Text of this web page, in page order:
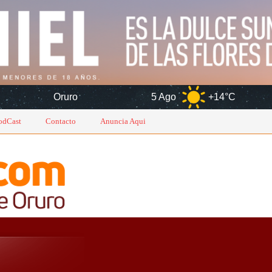
+14°C 6 Ago
Contacto Anuncia Aqui